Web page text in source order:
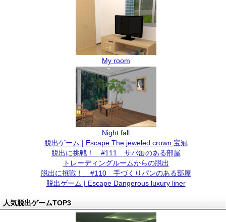
My room
Night fall
脱出ゲーム | Escape The jeweled crown 宝冠
脱出に挑戦！ #111 サバ缶のある部屋
トレーディングルームからの脱出
脱出に挑戦！ #110 手づくりパンのある部屋
脱出ゲーム | Escape Dangerous luxury liner
人気脱出ゲームTOP3